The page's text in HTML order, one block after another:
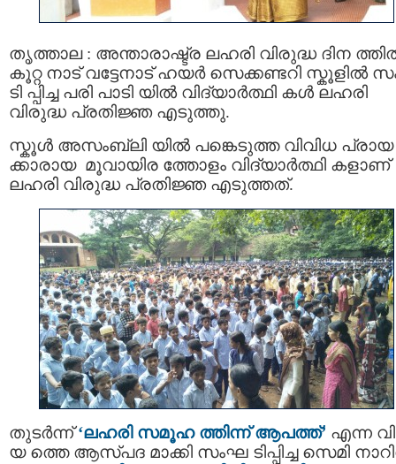
തൃത്താല : അന്താരാഷ്ട്ര ലഹരി വിരുദ്ധ ദിന
കൂറ്റ നാട് വട്ടേനാട് ഹയർ സെക്കണ്ടറി സ്കൂളിൽ
ടി പ്പിച്ച പരി പാടി യിൽ വിദ്യാർത്ഥി കൾ ലഹരി
വിരുദ്ധ പ്രതിജ്ഞ എടുത്തു.
സ്കൂൾ അസംബ്ലി യിൽ പങ്കെടുത്ത വിവിധ പ്രായ
ക്കാരായ മൂവായിര ത്തോളം വിദ്യാർത്ഥി കളാണ്
ലഹരി വിരുദ്ധ പ്രതിജ്ഞ എടുത്തത്.
തുടർന്ന്‘ലഹരി സമൂഹ ത്തിന്ന് ആപത്ത്’ എന്ന
യ ത്തെ ആസ്പദ മാക്കി സംഘ ടിപ്പിച്ച സെമി